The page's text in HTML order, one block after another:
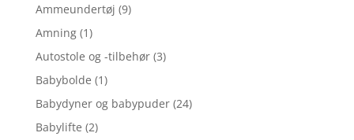
Ammeundertøj (9)
Amning (1)
Autostole og -tilbehør (3)
Babybolde (1)
Babydyner og babypuder (24)
Babylifte (2)